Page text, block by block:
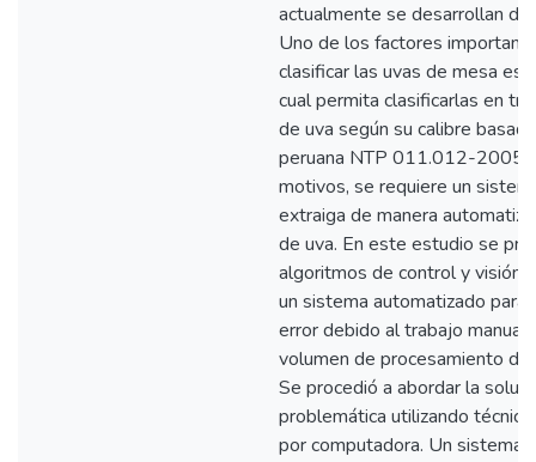
actualmente se desarrollan de
Uno de los factores
clasificar las uvas de mesa es
cual permita clasificarlas en
de uva según su calibre
peruana NTP 011.012-2005
motivos, se requiere un
extraiga de manera
de uva. En este estudio se
algoritmos de control y visión
un sistema automatizado para
error debido al trabajo
volumen de procesamiento de
Se procedió a abordar la
problemática utilizando
por computadora. Un sistema